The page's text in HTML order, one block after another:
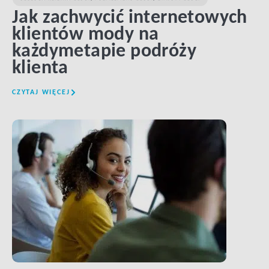
Jak zachwycić internetowych
klientów mody na
każdymetapie podróży
klienta
CZYTAJ WIĘCEJ
LINK BTN